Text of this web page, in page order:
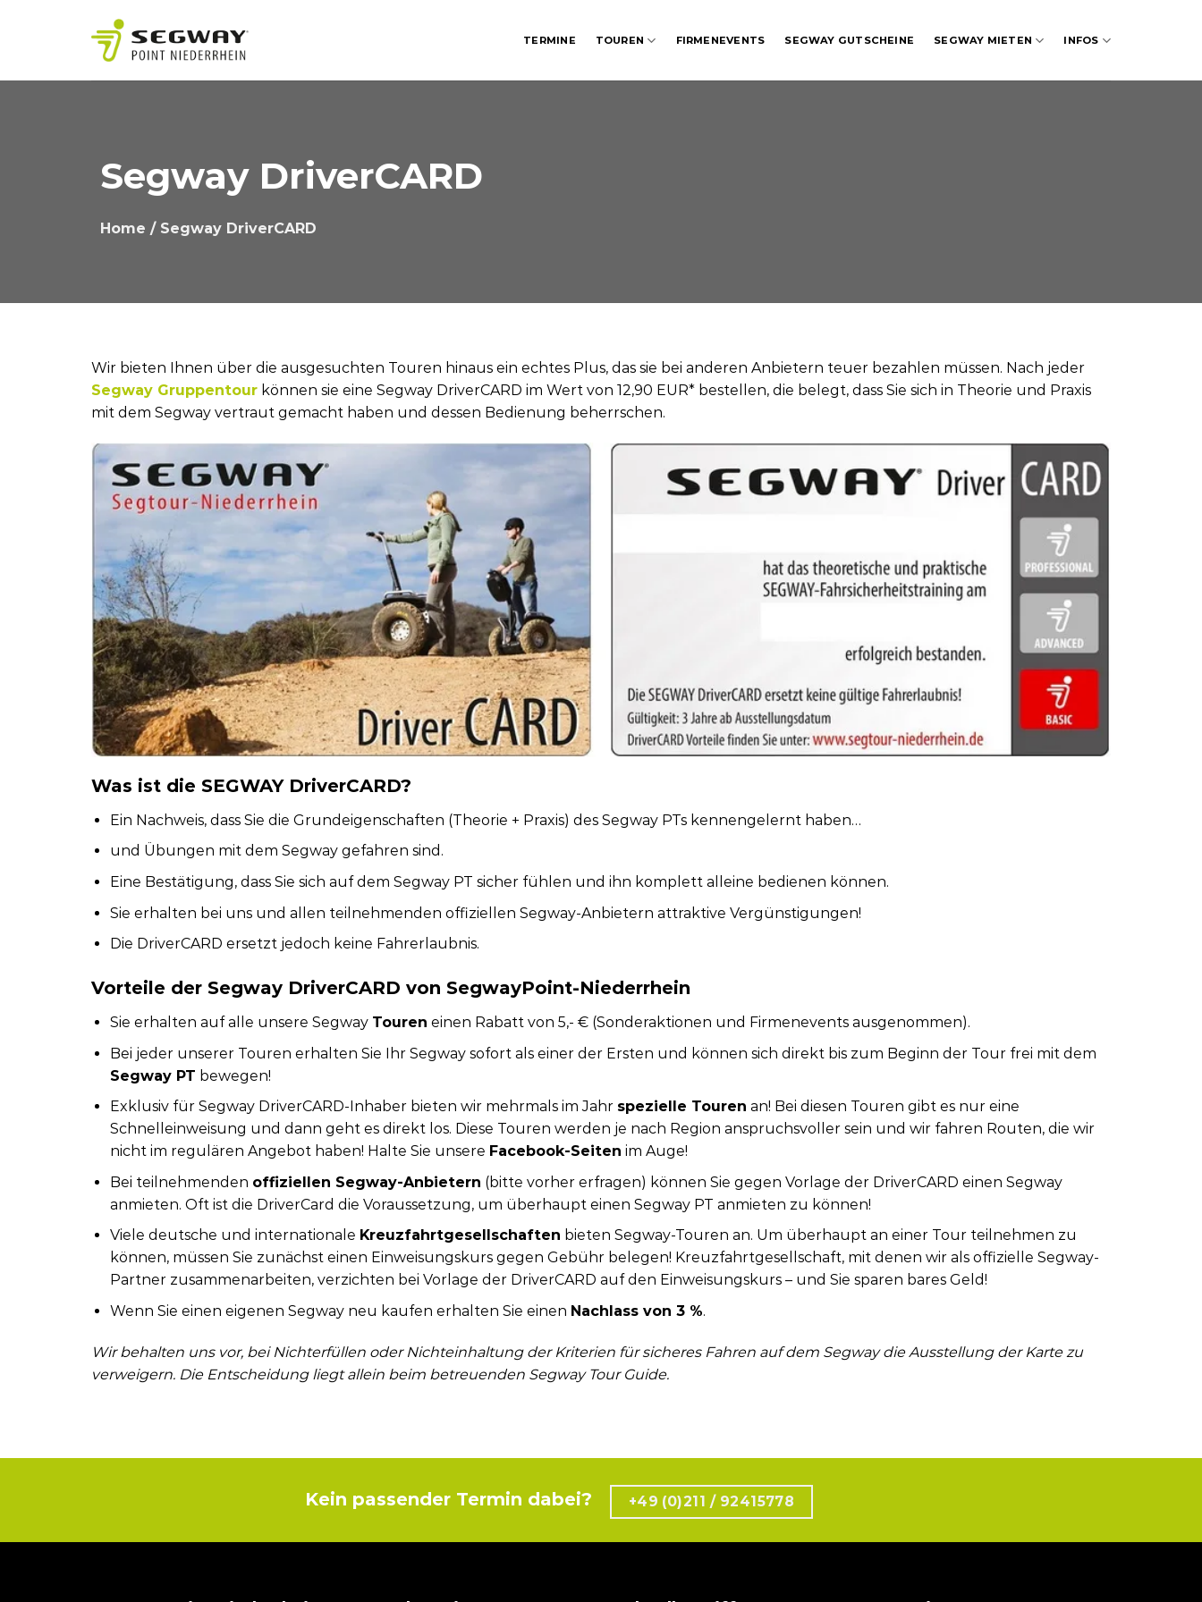
TERMINE TOUREN FIRMENEVENTS SEGWAY GUTSCHEINE SEGWAY MIETEN INFOS
Segway DriverCARD
Home / Segway DriverCARD
Wir bieten Ihnen über die ausgesuchten Touren hinaus ein echtes Plus, das sie bei anderen Anbietern teuer bezahlen müssen. Nach jeder
Segway Gruppentour können sie eine Segway DriverCARD im Wert von 12,90 EUR* bestellen, die belegt, dass Sie sich in Theorie und Praxis
mit dem Segway vertraut gemacht haben und dessen Bedienung beherrschen.
Was ist die SEGWAY DriverCARD?
Ein Nachweis, dass Sie die Grundeigenschaften (Theorie + Praxis) des Segway PTs kennengelernt haben…
und Übungen mit dem Segway gefahren sind.
Eine Bestätigung, dass Sie sich auf dem Segway PT sicher fühlen und ihn komplett alleine bedienen können.
Sie erhalten bei uns und allen teilnehmenden offiziellen Segway-Anbietern attraktive Vergünstigungen!
Die DriverCARD ersetzt jedoch keine Fahrerlaubnis.
Vorteile der Segway DriverCARD von SegwayPoint-Niederrhein
Sie erhalten auf alle unsere Segway Touren einen Rabatt von 5,- € (Sonderaktionen und Firmenevents ausgenommen).
Bei jeder unserer Touren erhalten Sie Ihr Segway sofort als einer der Ersten und können sich direkt bis zum Beginn der Tour frei mit dem
Segway PT bewegen!
Exklusiv für Segway DriverCARD-Inhaber bieten wir mehrmals im Jahr spezielle Touren an! Bei diesen Touren gibt es nur eine
Schnelleinweisung und dann geht es direkt los. Diese Touren werden je nach Region anspruchsvoller sein und wir fahren Routen, die wir
nicht im regulären Angebot haben! Halte Sie unsere Facebook-Seiten im Auge!
Bei teilnehmenden offiziellen Segway-Anbietern (bitte vorher erfragen) können Sie gegen Vorlage der DriverCARD einen Segway
anmieten. Oft ist die DriverCard die Voraussetzung, um überhaupt einen Segway PT anmieten zu können!
Viele deutsche und internationale Kreuzfahrtgesellschaften bieten Segway-Touren an. Um überhaupt an einer Tour teilnehmen zu
können, müssen Sie zunächst einen Einweisungskurs gegen Gebühr belegen! Kreuzfahrtgesellschaft, mit denen wir als offizielle Segway-
Partner zusammenarbeiten, verzichten bei Vorlage der DriverCARD auf den Einweisungskurs – und Sie sparen bares Geld!
Wenn Sie einen eigenen Segway neu kaufen erhalten Sie einen Nachlass von 3 %.
Wir behalten uns vor, bei Nichterfüllen oder Nichteinhaltung der Kriterien für sicheres Fahren auf dem Segway die Ausstellung der Karte zu
verweigern. Die Entscheidung liegt allein beim betreuenden Segway Tour Guide.
Kein passender Termin dabei? +49 (0)211 / 92415778